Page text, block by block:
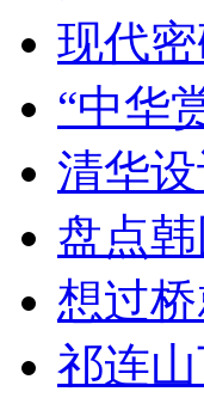
现代
“中华
清华
盘点
想过
祁连